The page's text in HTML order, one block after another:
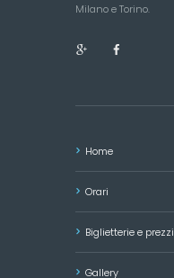
Milano e Torino.
Home
Orari
Biglietterie e prezzi
Gallery